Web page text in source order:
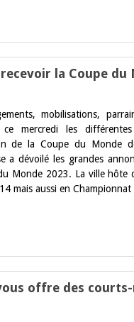
la Coupe du
mobilisations,
ce mercredi les
de la Coupe du Monde
a dévoilé les grandes
Monde 2023. La ville hôte
mais aussi en Championnat
offre des